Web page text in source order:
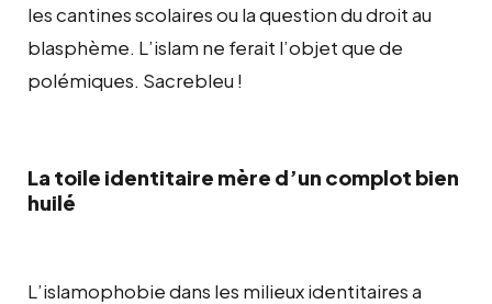
les cantines scolaires ou la question du droit au
blasphème. L’islam ne ferait l’objet que de
polémiques. Sacrebleu !
La toile identitaire mère d’un complot bien
huilé
L’islamophobie dans les milieux identitaires a